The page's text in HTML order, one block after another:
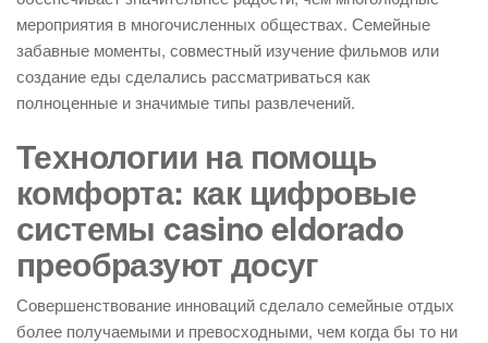
мероприятия в многочисленных обществах. Семейные
забавные моменты, совместный изучение фильмов или
создание еды сделались рассматриваться как
полноценные и значимые типы развлечений.
Технологии на помощь
комфорта: как цифровые
системы casino eldorado
преобразуют досуг
Совершенствование инноваций сделало семейные отдых
более получаемыми и превосходными, чем когда бы то ни